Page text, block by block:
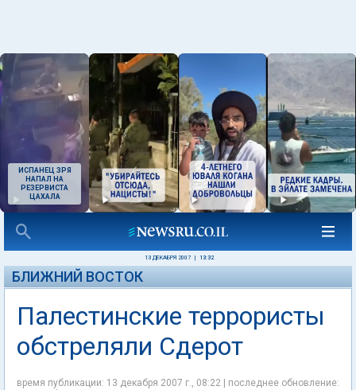
ИСПАНЕЦ ЗРЯ
НАПАЛ НА
РЕЗЕРВИСТА
ЦАХАЛА
13 ДЕКАБРЯ 2007 13:32
БЛИЖНИЙ ВОСТОК
Палестинские террористы
обстреляли Сдерот
время публикации: 13 декабря 2007 г., 08:22 | последнее обновление: